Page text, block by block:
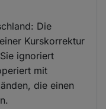
Die
Kurskorrektur
ignoriert
mit
die einen